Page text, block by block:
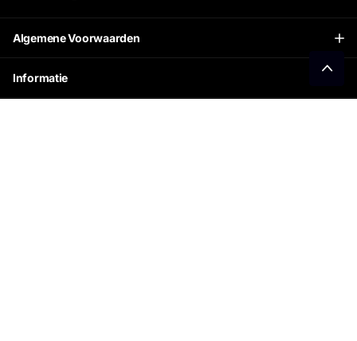
Algemene Voorwaarden
Informatie